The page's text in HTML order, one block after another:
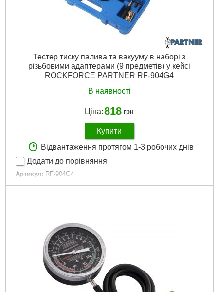
Тестер тиску палива та вакууму в наборі з
різьбовими адаптерами (9 предметів) у кейсі
ROCKFORCE PARTNER RF-904G4
В наявності
Ціна:818 грн
Купити
Відвантаження протягом 1-3 робочих днів
Додати до порівняння
Артикул: RF-904G4
Код товару: 25.38.96